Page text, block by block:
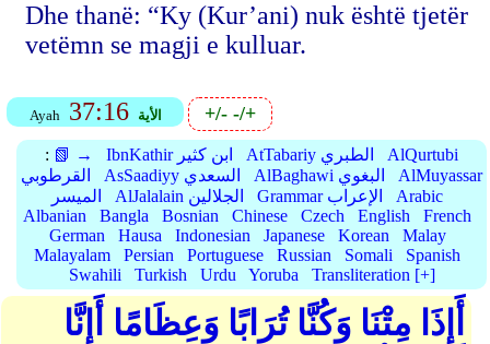
Dhe thanë: “Ky (Kur’ani) nuk është tjetër
vetëmn se magji e kulluar.
Ayah 37:16 الأية +/--/+
: 📗 → IbnKathir ابن كثير AtTabariy الطبري
AlQurtubi
القرطوبي
AsSaadiyy السعدي AlBaghawi البغوي
AlMuyassar
الميسر
AlJalalain الجلالين Grammar الإعراب
Arabic
Albanian
Bangla Bosnian Chinese Czech English
French
German
Hausa Indonesian Japanese Korean
Malay
Malayalam
Persian Portuguese Russian Somali
Spanish
Swahili
Turkish Urdu Yoruba Transliteration [+]
أَإِذَا مِتْنَا وَكُنَّا تُرَابًا وَعِظَامًا أَإِنَّا